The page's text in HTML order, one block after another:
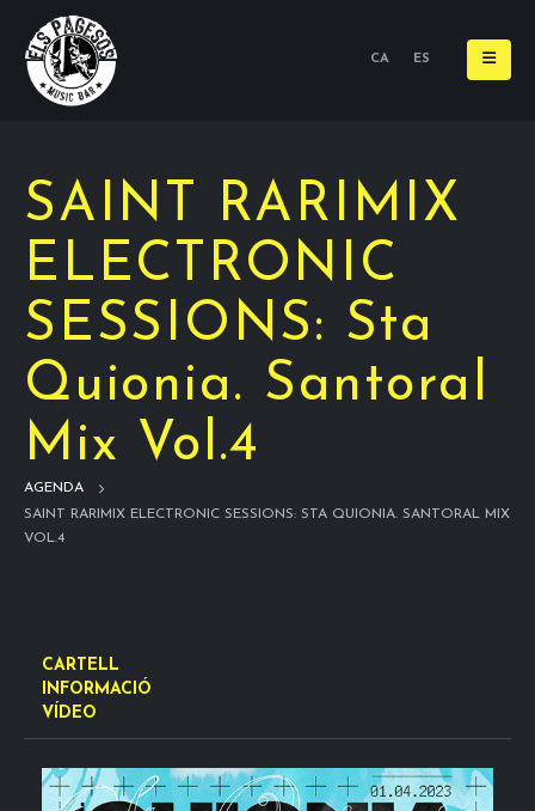
CA ES
SAINT RARIMIX
ELECTRONIC
SESSIONS: Sta
Quionia. Santoral
Mix Vol.4
AGENDA
SAINT RARIMIX ELECTRONIC SESSIONS: STA QUIONIA. SANTORAL MIX
VOL.4
CARTELL
INFORMACIÓ
VÍDEO